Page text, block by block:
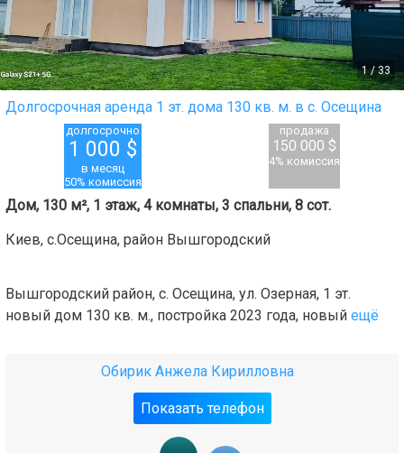
1/33
Долгосрочная аренда 1 эт. дома 130 кв. м. в с. Осещина
долгосрочно
1 000 $
в месяц
50% комиссия
продажа
150 000 $
4% комиссия
Дом, 130 м², 1 этаж, 4 комнаты, 3 спальни, 8 сот.
Киев, с.Осещина, район Вышгородский
Вышгородский район, с. Осещина, ул. Озерная, 1 эт.
новый дом 130 кв. м., постройка 2023 года, новый ещё
Обирик Анжела Кирилловна
Показать телефон